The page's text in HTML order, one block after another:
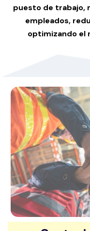
puesto de trabajo,
empleados,
optimizando el